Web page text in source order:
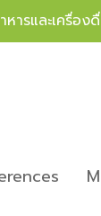
ารและเครื่อ